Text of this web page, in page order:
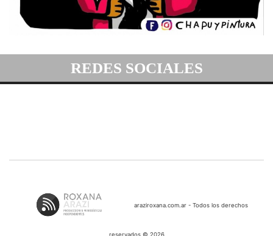
REDES SOCIALES
araziroxana.com.ar - Todos los derechos